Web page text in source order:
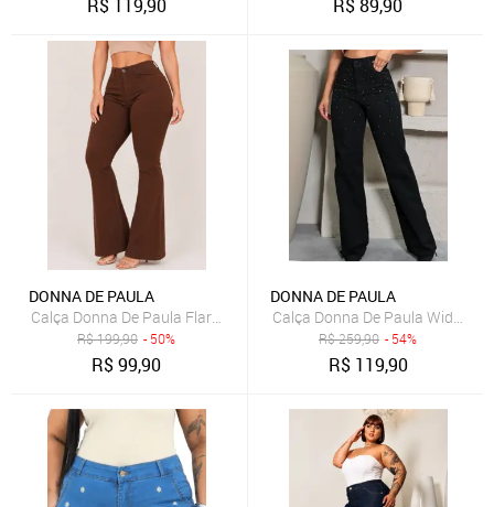
R$ 119,90 R$89,90
DONNA DE PAULA
Calça Donna De Paula Flare Feminina Marrom Chocolate Boca De
R$199,90 - 50%
R$99,90
DONNA DE PAULA
Calça Donna De Paula Wide
R$259,90 - 54%
R$ 119,90